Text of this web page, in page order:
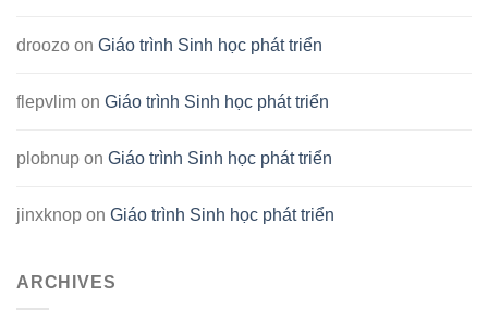
droozo on Giáo trình Sinh học phát triển
flepvlim on Giáo trình Sinh học phát triển
plobnup on Giáo trình Sinh học phát triển
jinxknop on Giáo trình Sinh học phát triển
ARCHIVES